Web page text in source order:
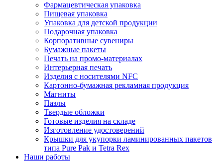
Фармацевтическая упаковка
Пищевая упаковка
Упаковка для детской продукции
Подарочная упаковка
Корпоративные сувениры
Бумажные пакеты
Печать на промо-материалах
Интерьерная печать
Изделия с носителями NFC
Картонно-бумажная рекламная продукция
Магниты
Пазлы
Твердые обложки
Готовые изделия на складе
Изготовление удостоверений
Крышки для укупорки ламинированных пакетов
типа Pure Pak и Tetra Rex
Наши работы